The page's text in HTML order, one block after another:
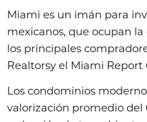
Miami es un imán para
mexicanos, que ocupan
los principales
Realtorsy el Miami Report
Los condominios
valorización promedio del